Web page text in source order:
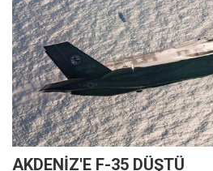
AKDENİZ'E F-35 DÜŞTÜ